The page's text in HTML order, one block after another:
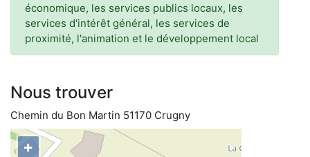
économique, les services publics locaux, les
services d'intérêt général, les services de
proximité, l'animation et le développement local
Nous trouver
Chemin du Bon Martin 51170 Crugny
+